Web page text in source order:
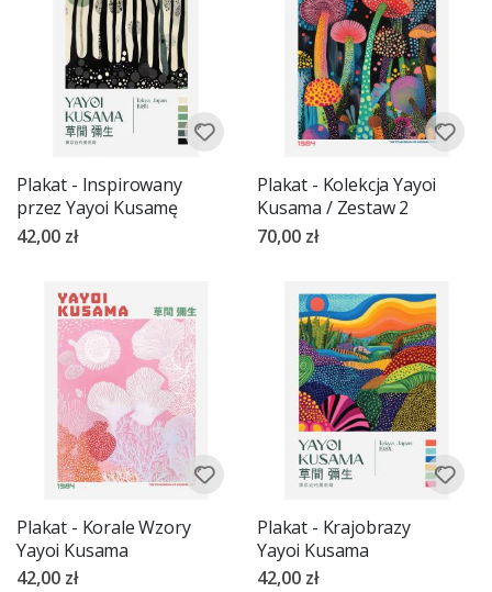
Plakat - Inspirowany
przez Yayoi Kusamę
42,00 zł
Plakat - Kolekcja Yayoi
Kusama / Zestaw 2
70,00 zł
Plakat - Korale Wzory
Yayoi Kusama
42,00 zł
Plakat - Krajobrazy
Yayoi Kusama
42,00 zł